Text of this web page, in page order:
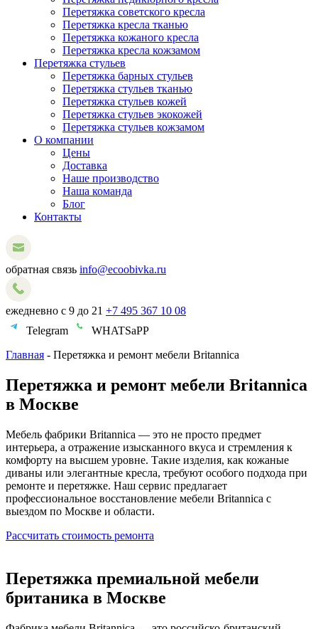
Перетяжка советского кресла
Перетяжка кресла тканью
Перетяжка кожаного кресла
Перетяжка кресла кожзамом
Перетяжка стульев
Перетяжка барных стульев
Перетяжка стульев тканью
Перетяжка стульев кожей
Перетяжка стульев экокожей
Перетяжка стульев кожзамом
О компании
Цены
Доставка
Наше производство
Наша команда
Блог
Контакты
обратная связь info@ecoobivka.ru
ежедневно с 9 до 21 +7 495 367 10 08
Telegram
WHATSaPP
Главная - Перетяжка и ремонт мебели Britannica
Перетяжка и ремонт мебели Britannica
в Москве
Мебель фабрики Britannica — это не просто предмет
интерьера, а отражение изысканного вкуса и стремления к
комфорту на высшем уровне. Такие изделия, как кожаные
диваны или элегантные кресла, требуют особого подхода при
ремонте и перетяжке. Наш сервис предлагает
профессиональное восстановление мебели Britannica с
выездом по Москве и области.
Рассчитать стоимость ремонта
Перетяжка премиальной мебели
британика в Москве